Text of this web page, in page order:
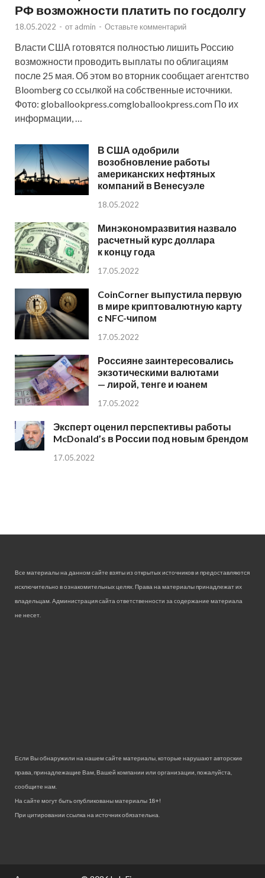
РФ возможности платить по госдолгу
18.05.2022 - от admin - Оставьте комментарий
Власти США готовятся полностью лишить Россию
возможности проводить выплаты по облигациям
после 25 мая. Об этом во вторник сообщает агентство
Bloomberg со ссылкой на собственные источники.
Фото: globallookpress.comgloballookpress.com По их
информации, …
В США одобрили
возобновление работы
американских нефтяных
компаний в Венесуэле
18.05.2022
Минэкономразвития назвало
расчетный курс доллара
к концу года
17.05.2022
CoinCorner выпустила первую
в мире криптовалютную карту
с NFC-чипом
17.05.2022
Россияне заинтересовались
экзотическими валютами
— лирой, тенге и юанем
17.05.2022
Эксперт оценил перспективы работы
McDonald’s в России под новым брендом
17.05.2022
Все материалы на данном сайте взяты из открытых источников и предоставляются
исключительно в ознакомительных целях. Права на материалы принадлежат их
владельцам. Администрация сайта ответственности за содержание материала
не несет.
Если Вы обнаружили на нашем сайте материалы, которые нарушают авторские
права, принадлежащие Вам, Вашей компании или организации, пожалуйста,
сообщите нам.
На сайте могут быть опубликованы материалы 18+!
При цитировании ссылка на источник обязательна.